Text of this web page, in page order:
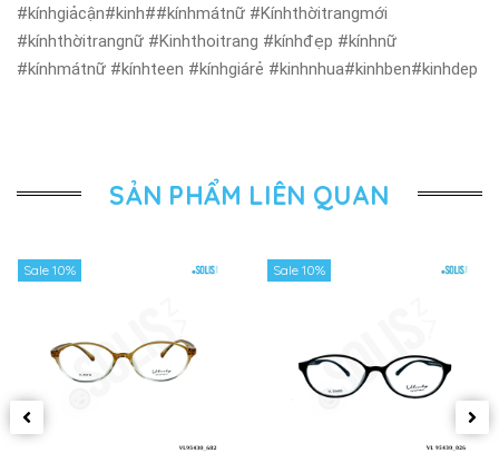
#kínhgiảcận#kinh##kínhmátnữ #Kínhthờitrangmới
#kínhthờitrangnữ #Kinhthoitrang #kínhđẹp #kínhnữ
#kínhmátnữ #kínhteen #kínhgiárẻ #kinhnhua#kinhben#kinhdep
SẢN PHẨM LIÊN QUAN
Sale 10% Sale 10%